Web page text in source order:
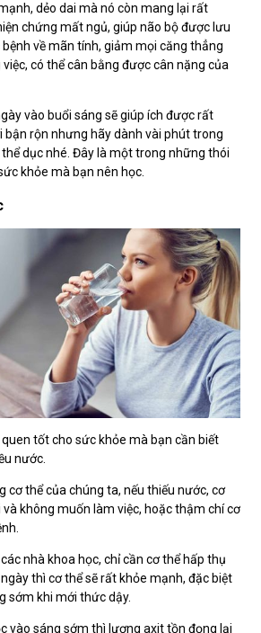
dẻo dai mà nó còn mang lại rất
chứng mất ngủ, giúp não bộ được lưu
về mãn tính, giảm mọi căng thẳng
có thể cân bằng được cân nặng của
vào buổi sáng sẽ giúp ích được rất
bận rộn nhưng hãy dành vài phút trong
dục nhé. Đây là một trong những thói
khỏe mà bạn nên học.
tốt cho sức khỏe mà bạn cần biết
nước.
cơ thể của chúng ta, nếu thiếu nước, cơ
và không muốn làm việc, hoặc thậm chí cơ
nhà khoa học, chỉ cần cơ thể hấp thụ
thì cơ thể sẽ rất khỏe mạnh, đặc biệt
sớm khi mới thức dậy.
vào sáng sớm thì lượng axit tồn đọng lại